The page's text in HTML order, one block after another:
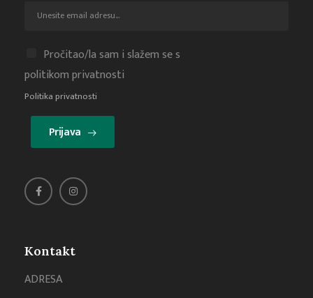
Kontakt
ADRESA
Pročitao/la sam i slažem se s
politikom privatnosti
Politika privatnosti
Prijava